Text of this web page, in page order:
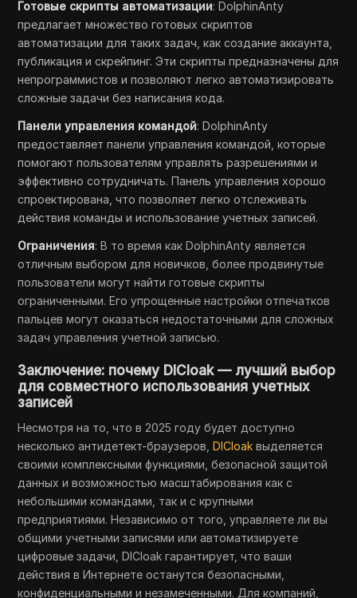
Готовые скрипты автоматизации: DolphinAnty
предлагает множество готовых скриптов
автоматизации для таких задач, как создание аккаунта,
публикация и скрейпинг. Эти скрипты предназначены для
непрограммистов и позволяют легко автоматизировать
сложные задачи без написания кода.
Панели управления командой: DolphinAnty
предоставляет панели управления командой, которые
помогают пользователям управлять разрешениями и
эффективно сотрудничать. Панель управления хорошо
спроектирована, что позволяет легко отслеживать
действия команды и использование учетных записей.
Ограничения: В то время как DolphinAnty является
отличным выбором для новичков, более продвинутые
пользователи могут найти готовые скрипты
ограниченными. Его упрощенные настройки отпечатков
пальцев могут оказаться недостаточными для сложных
задач управления учетной записью.
Заключение: почему DICloak — лучший выбор
для совместного использования учетных
записей
Несмотря на то, что в 2025 году будет доступно
несколько антидетект-браузеров,DICloak выделяется
своими комплексными функциями, безопасной защитой
данных и возможностью масштабирования как с
небольшими командами, так и с крупными
предприятиями. Независимо от того, управляете ли вы
общими учетными записями или автоматизируете
цифровые задачи, DICloak гарантирует, что ваши
действия в Интернете останутся безопасными,
конфиденциальными и незамеченными. Для компаний,